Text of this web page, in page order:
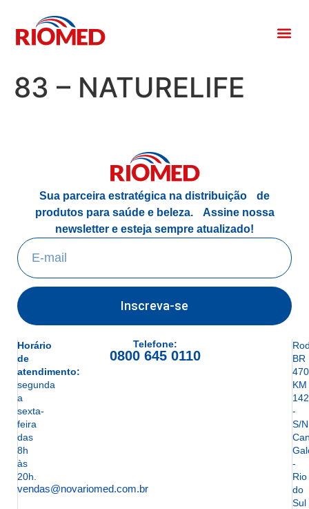
83 – NATURELIFE
Sua parceira estratégica na distribuição de
produtos para saúde e beleza. Assine nossa
newsletter e esteja sempre atualizado!
Inscreva-se
Horário
de
atendimento:
segunda
a
sexta-
feira
das
8h
às
20h.
vendas@novariomed.com.br
Telefone:
0800 645 0110
BR
KM
142
-
S/
-
Rio
do
Sul